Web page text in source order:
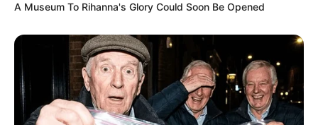
A Museum To Rihanna's Glory Could Soon Be Opened